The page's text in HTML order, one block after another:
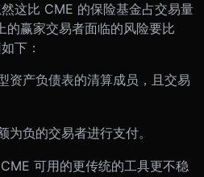
这比 CME 的保险基金占交易量
的赢家交易者面临的风险要比
下：
资产负债表的清算成员，且交易
负的交易者进行支付。
可用的更传统的工具更不稳